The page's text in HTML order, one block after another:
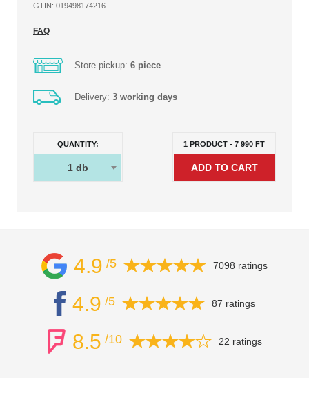
GTIN: 019498174216
FAQ
Store pickup: 6 piece
Delivery: 3 working days
QUANTITY:
1 db
1 PRODUCT - 7 990 FT
4.9 /5 7098 ratings
4.9 /5 87 ratings
8.5 /10 22 ratings